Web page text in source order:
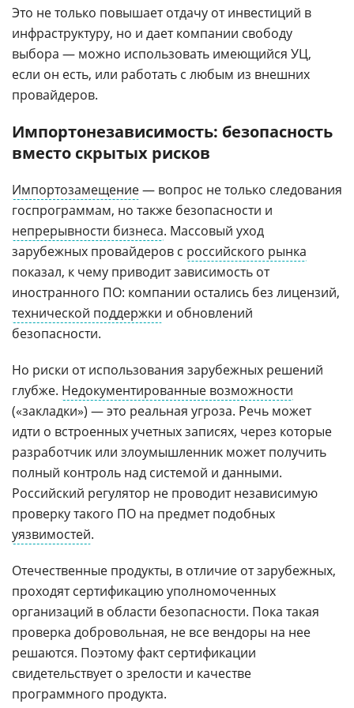
Это не только повышает отдачу от инвестиций в
инфраструктуру, но и дает компании свободу
выбора — можно использовать имеющийся УЦ,
если он есть, или работать с любым из внешних
провайдеров.
Импортонезависимость: безопасность
вместо скрытых рисков
Импортозамещение— вопрос не только следования
госпрограммам, но также безопасности и
непрерывности бизнеса. Массовый уход
зарубежных провайдеров с российского рынка
показал, к чему приводит зависимость от
иностранного ПО: компании остались без лицензий,
технической поддержки и обновлений
безопасности.
Но риски от использования зарубежных решений
глубже. Недокументированные возможности
(«закладки») — это реальная угроза. Речь может
идти о встроенных учетных записях, через которые
разработчик или злоумышленник может получить
полный контроль над системой и данными.
Российский регулятор не проводит независимую
проверку такого ПО на предмет подобных
уязвимостей.
Отечественные продукты, в отличие от зарубежных,
проходят сертификацию уполномоченных
организаций в области безопасности. Пока такая
проверка добровольная, не все вендоры на нее
решаются. Поэтому факт сертификации
свидетельствует о зрелости и качестве
программного продукта.